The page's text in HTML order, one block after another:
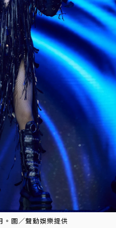
。圖／聲動娛樂提供